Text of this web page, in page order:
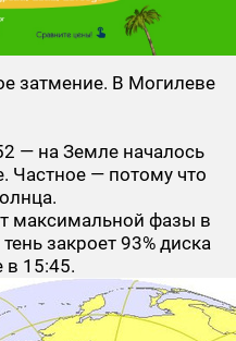
затмение. В Могилеве
— на Земле началось
Частное — потому что
максимальной фазы в
закроет 93% диска
в 15:45.